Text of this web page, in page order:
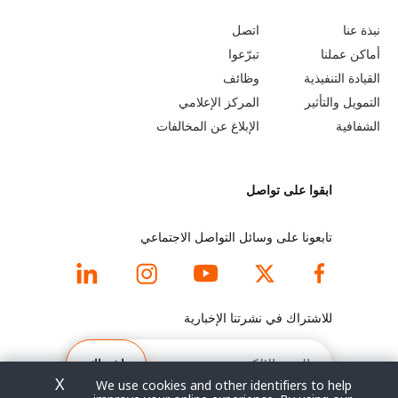
e
a
r
n
o
نبذة عنا
أماكن عملنا
القيادة التنفيذية
التمويل والتأثير
الشفافية
o
b
e
y
n
d
f
o
o
t
اتصل
تبرّعوا
وظائف
المركز الإعلامي
الإبلاغ عن المخالفات
ابقوا على تواصل
تابعونا على وسائل التواصل الاجتماعي
للاشتراك في نشرتنا الإخبارية
البريد
الإلكتروني
اشتراك
We use cookies and other identifiers to help
X